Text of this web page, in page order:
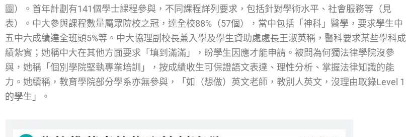
圖）。首年計劃有141個學士課程參與，不同課程詳列要求，包括針對學術水平、社會服務等（見
表）。中大參與課程數量屬眾院校之冠，達全校88%（57個），當中包括「神科」醫學，要求學生中
五中六成績達全班頭5%等。中大協理副校長兼入學及學生資助處處長王淑英稱，醫科要求某些學科成
績紮實；她稱中大在其他方面要求「填到滿滿」，盼學生因應才能申請。被問為何獨法律學院沒參
與，她稱「個別學院堅執專業培訓」，按成績收生可保證語文表達、理性分析、掌握法律知識的能
力。她續稱，教育學院部分學系亦無參與，「如（想做）英文老師，教別人英文，沒理由取錄Level 1
的學生」。